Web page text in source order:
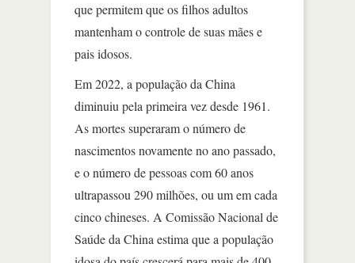
que permitem que os filhos adultos
mantenham o controle de suas mães e
pais idosos.
Em 2022, a população da China
diminuiu pela primeira vez desde 1961.
As mortes superaram o número de
nascimentos novamente no ano passado,
e o número de pessoas com 60 anos
ultrapassou 290 milhões, ou um em cada
cinco chineses. A Comissão Nacional de
Saúde da China estima que a população